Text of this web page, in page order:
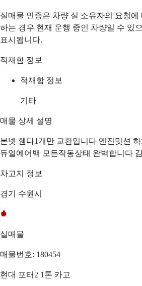
실매물 인증은 차량 실 소유자의 요청에
하는 경우 현재 운행 중인 차량일 수 있
표시됩니다.
적재함 정보
적재함 정보
기타
매물 상세 설명
본넷 휀다1개만 교환입니다 엔진밋션
듀얼에어백 모든작동상태 완벽합니다
차고지 정보
경기 수원시
실매물
매물번호: 180454
현대 포터2 1톤 카고